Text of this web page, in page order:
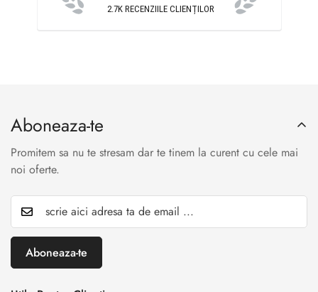
2.7K RECENZIILE CLIENȚILOR
Aboneaza-te
Promitem sa nu te stresam dar te tinem la curent cu cele mai
noi oferte.
Aboneaza-te